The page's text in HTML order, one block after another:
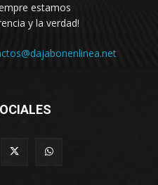
estamos
y la verdad!